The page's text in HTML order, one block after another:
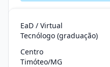
EaD / Virtual
Tecnólogo (graduação)
Centro
Timóteo/MG